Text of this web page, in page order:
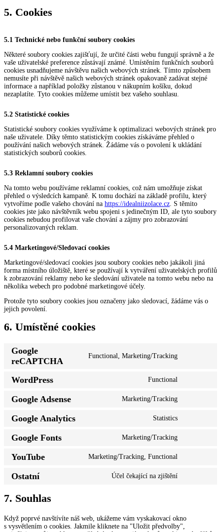
5. Cookies
5.1 Technické nebo funkční soubory cookies
Některé soubory cookies zajišťují, že určité části webu fungují správně a že
vaše uživatelské preference zůstávají známé. Umístěním funkčních souborů
cookies usnadňujeme návštěvu našich webových stránek. Tímto způsobem
nemusíte při návštěvě našich webových stránek opakovaně zadávat stejné
informace a například položky zůstanou v nákupním košíku, dokud
nezaplatíte. Tyto cookies můžeme umístit bez vašeho souhlasu.
5.2 Statistické cookies
Statistické soubory cookies využíváme k optimalizaci webových stránek pro
naše uživatele. Díky těmto statistickým cookies získáváme přehled o
používání našich webových stránek. Žádáme vás o povolení k ukládání
statistických souborů cookies.
5.3 Reklamní soubory cookies
Na tomto webu používáme reklamní cookies, což nám umožňuje získat
přehled o výsledcích kampaně. K tomu dochází na základě profilu, který
vytvoříme podle vašeho chování na https://idealniizolace.cz. S těmito
cookies jste jako návštěvník webu spojeni s jedinečným ID, ale tyto soubory
cookies nebudou profilovat vaše chování a zájmy pro zobrazování
personalizovaných reklam.
5.4 Marketingové/Sledovací cookies
Marketingové/sledovací cookies jsou soubory cookies nebo jakákoli jiná
forma místního úložiště, které se používají k vytváření uživatelských profilů
k zobrazování reklamy nebo ke sledování uživatele na tomto webu nebo na
několika webech pro podobné marketingové účely.
Protože tyto soubory cookies jsou označeny jako sledovací, žádáme vás o
jejich povolení.
6. Umístěné cookies
Google
reCAPTCHA
Functional, Marketing/Tracking
WordPress Functional
Google Adsense Marketing/Tracking
Google Analytics Statistics
Google Fonts Marketing/Tracking
YouTube Marketing/Tracking, Functional
Ostatní Účel čekající na zjištění
7. Souhlas
Když poprvé navštívíte náš web, ukážeme vám vyskakovací okno
s vysvětlením o cookies. Jakmile kliknete na "Uložit předvolby",